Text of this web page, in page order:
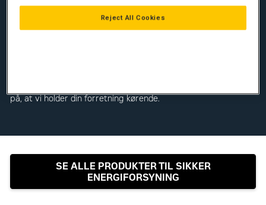
GODT GENNEMTÆNKTE LØSNINGER
Uanset om du har brug for en primær strømkilde, et
på, at vi holder din forretning kørende.
SE ALLE PRODUKTER TIL SIKKER
ENERGIFORSYNING
Reject All Cookies